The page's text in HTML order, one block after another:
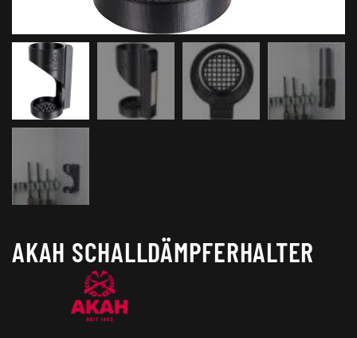
AKAH SCHALLDÄMPFERHALTER